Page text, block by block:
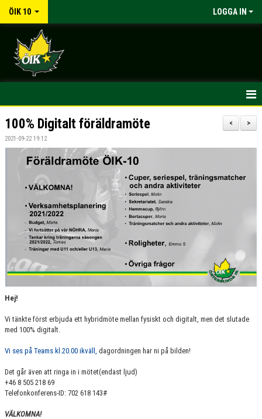
ÖIK 10 LOGGA IN
HEM
NYHETER
KALENDER
MATCHER
TRUPPEN
BILDGALLERI
DOKUMENT
KONTAKT
>
<
100% Digitalt föräldramöte
2021-09-22 19:12
Hej!
Vi tänkte först erbjuda ett hybridmöte mellan fysiskt och digitalt, men det slutade
med 100% digitalt.
Vi ses på Teams kl.20.00 ikväll, dagordningen har ni på bilden!
Det går även att ringa in i mötet(endast ljud)
+46 8 505 218 69
Telefonkonferens-ID: 702 618 143#
VÄLKOMNA!